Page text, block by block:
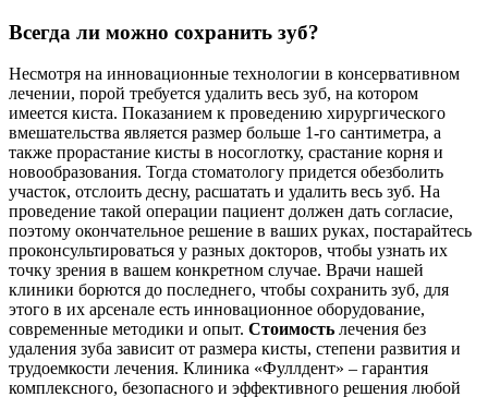
Всегда ли можно сохранить зуб?
Несмотря на инновационные технологии в консервативном
лечении, порой требуется удалить весь зуб, на котором
имеется киста. Показанием к проведению хирургического
вмешательства является размер больше 1-го сантиметра, а
также прорастание кисты в носоглотку, срастание корня и
новообразования. Тогда стоматологу придется обезболить
участок, отслоить десну, расшатать и удалить весь зуб. На
проведение такой операции пациент должен дать согласие,
поэтому окончательное решение в ваших руках, постарайтесь
проконсультироваться у разных докторов, чтобы узнать их
точку зрения в вашем конкретном случае. Врачи нашей
клиники борются до последнего, чтобы сохранить зуб, для
этого в их арсенале есть инновационное оборудование,
современные методики и опыт. Стоимость лечения без
удаления зуба зависит от размера кисты, степени развития и
трудоемкости лечения. Клиника «Фуллдент» – гарантия
комплексного, безопасного и эффективного решения любой